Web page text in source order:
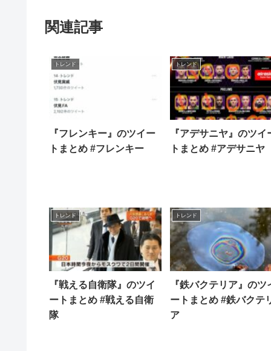
関連記事
トレンド
『フレンキー』のツイー
トまとめ #フレンキー
トレンド
『アデサニヤ』のツイ
トまとめ #アデサニヤ
トレンド
『戦える自衛隊』のツイ
ートまとめ #戦える自衛
隊
トレンド
『鉄バクテリア』のツ
ートまとめ #鉄バクテ
ア